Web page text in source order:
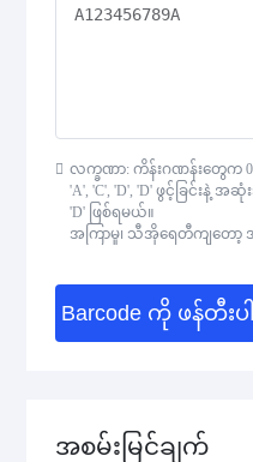
Codabar
Standard 2 of 5
MSI Plessey (MSI
Telepen
LOGMARS
လက္ခဏာ: ကိန်းဂဏန်းတွေက 0-9
'A', 'C', 'D', 'D' ဖွင့်ခြင်းနဲ့
'D' ဖြစ်ရမယ်။
အကြာမှု၊ သီအိုရေတီကျတေ
Barcode ကို ဖန်တီးပါ
အစမ်းမြင်ချက်